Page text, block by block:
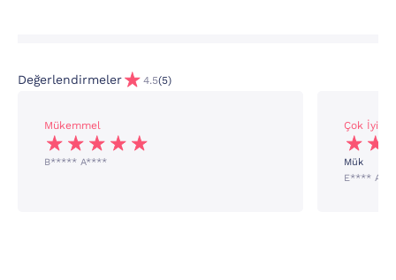
Değerlendirmeler 4.5(5)
Mükemmel
B***** A****
Çok İyi
Mük
E****